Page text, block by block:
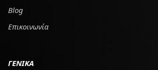
Blog
Επικοινωνία
ΓΕΝΙΚΑ